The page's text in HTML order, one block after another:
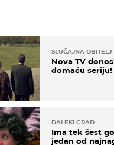
SLUČAJNA OBITELJ
Nova TV
domaću seriju!
DALEKI GRAD
Ima tek šest
jedan od